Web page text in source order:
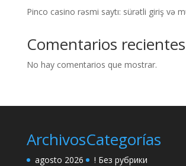
Pinco casino rəsmi saytı: sürətli giriş və
Comentarios recientes
No hay comentarios que mostrar.
Archivos
agosto 2026
Categorías
! Без рубрики